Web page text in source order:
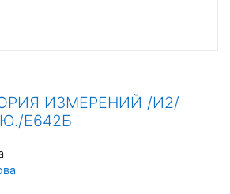
ИЗМЕРЕНИЙ /И2/
Е642Б